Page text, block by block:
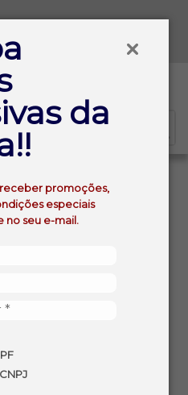
da
promoções,
especiais
no seu e-mail.
KG (APROX. ±